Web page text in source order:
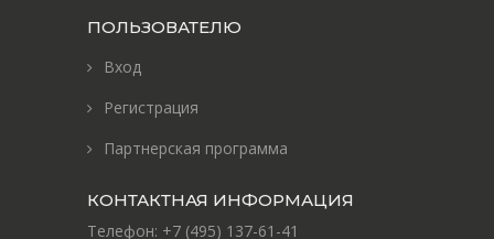
ПОЛЬЗОВАТЕЛЮ
Вход
Регистрация
Партнерская программа
КОНТАКТНАЯ ИНФОРМАЦИЯ
Телефон: +7 (495) 137-61-41